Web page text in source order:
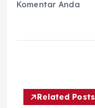
Komentar Anda
Related Posts